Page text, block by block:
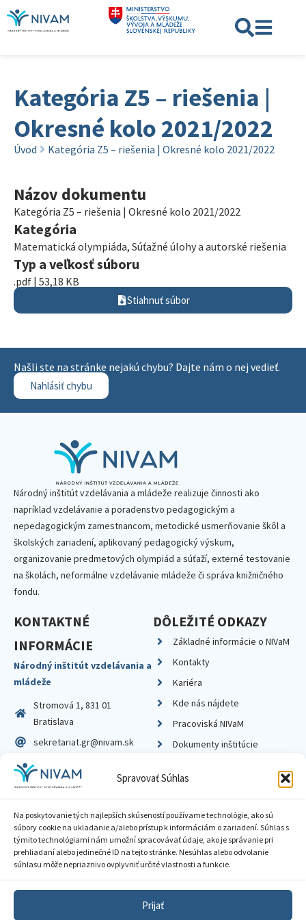
Spravovať Súhlas
Na poskytovanie tých najlepších skúseností používame technológie, ako sú
súbory cookie na ukladanie a/alebo prístup k informáciám o zariadení. Súhlas s
týmito technológiami nám umožní spracovávať údaje, ako je správanie pri
prehliadaní alebo jedinečné ID na tejto stránke. Nesúhlas alebo odvolanie
súhlasu môže nepriaznivo ovplyvniť určité vlastnosti a funkcie.
Prijať
Kategória Z5 – riešenia |
Okresné kolo 2021/2022
Úvod Kategória Z5 – riešenia | Okresné kolo 2021/2022
Názov dokumentu
Kategória Z5 – riešenia | Okresné kolo 2021/2022
Kategória
Matematická olympiáda, Súťažné úlohy a autorské riešenia
Typ a veľkosť súboru
.pdf | 53,18 KB
Stiahnuť súbor
Našli ste na stránke nejakú chybu? Dajte nám o nej vedieť.
Nahlásiť chybu
Národný inštitút vzdelávania a mládeže realizuje činnosti ako
napríklad vzdelávanie a poradenstvo pedagogickým a
nepedagogickým zamestnancom, metodické usmerňovanie škôl a
školských zariadení, aplikovaný pedagogický výskum,
organizovanie predmetových olympiád a súťaží, externé testovanie
na školách, neformálne vzdelávanie mládeže či správa knižničného
fondu.
KONTAKTNÉ
INFORMÁCIE
Národný inštitút vzdelávania a
mládeže
Stromová 1, 831 01
Bratislava
sekretariat.gr@nivam.sk
IČO: 00164348
DIČ: 2020798714
DÔLEŽITÉ ODKAZY
Základné informácie o NIVaM
Kontakty
Kariéra
Kde nás nájdete
Pracoviská NIVaM
Dokumenty inštitúcie
Zásady ochrany súkromia
Sprístupnenie informácií